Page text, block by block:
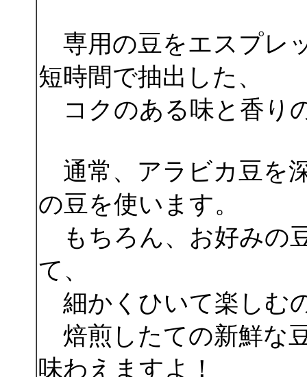
専用の豆をエスプレ
短時間で抽出した、
コクのある味と香り
通常、アラビカ豆を
の豆を使います。
もちろん、お好みの
て、
細かくひいて楽しむ
焙煎したての新鮮な
味わえますよ！